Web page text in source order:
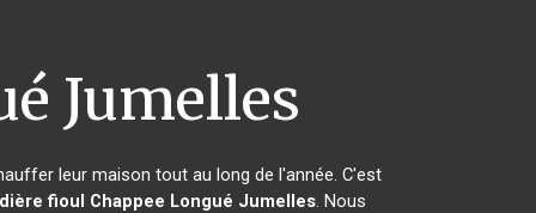
Jumelles
leur maison tout au long de l'année. C'est
fioul Chappee Longué Jumelles. Nous